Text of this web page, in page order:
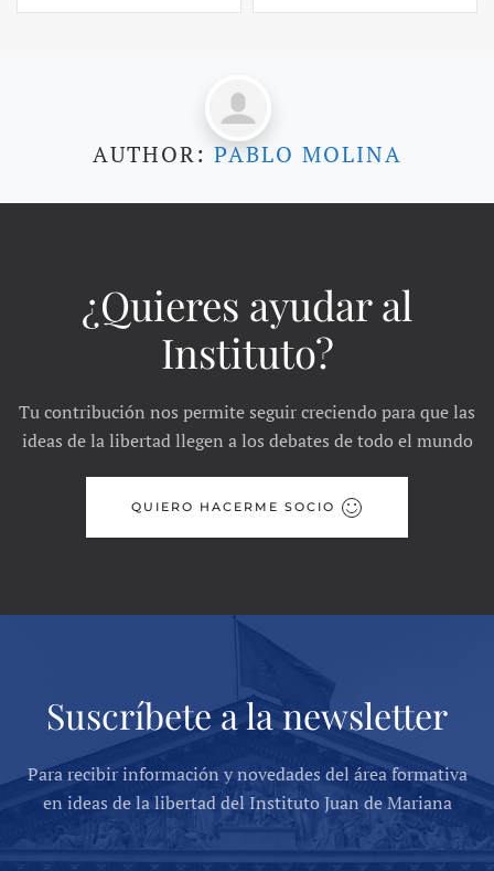
AUTHOR: PABLO MOLINA
¿Quieres ayudar al
Instituto?
Tu contribución nos permite seguir creciendo para que las
ideas de la libertad llegen a los debates de todo el mundo
QUIERO HACERME SOCIO
Suscríbete a la newsletter
Para recibir información y novedades del área formativa
en ideas de la libertad del Instituto Juan de Mariana